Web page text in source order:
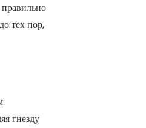
тех пор,
гнезду